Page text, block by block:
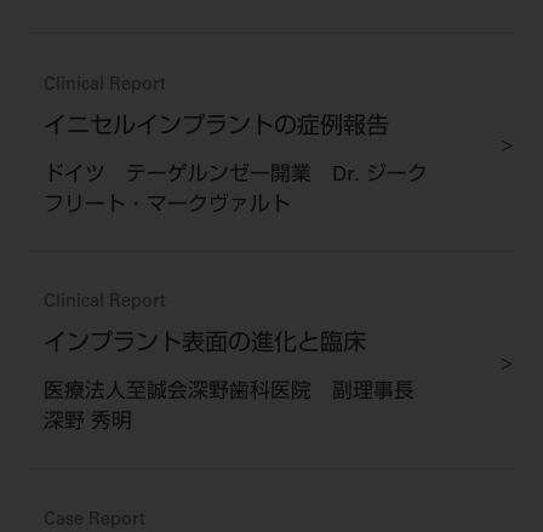
Clinical Report
イニセルインプラントの症例報告
ドイツ テーゲルンゼー開業 Dr. ジーク
フリート・マークヴァルト
Clinical Report
インプラント表面の進化と臨床
医療法人至誠会深野歯科医院 副理事長
深野 秀明
Case Report